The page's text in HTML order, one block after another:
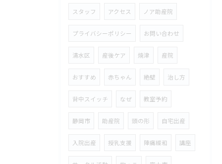
スタッフ アクセス ノア助産院
プライバシーポリシー お問い合わせ
清水区 産後ケア 焼津 産院
おすすめ 赤ちゃん 絶壁 治し方
背中スイッチ なぜ 教室予約
静岡市 助産院 頭の形 自宅出産
入院出産 授乳支援 陣痛緩和 講座